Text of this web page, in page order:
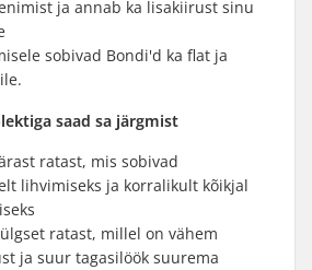
ja annab ka lisakiirust sinu
sobivad Bondi'd ka flat ja
saad sa järgmist
ratast, mis sobivad
lihvimiseks ja korralikult kõikjal
ratast, millel on vähem
ja suur tagasilöök suurema